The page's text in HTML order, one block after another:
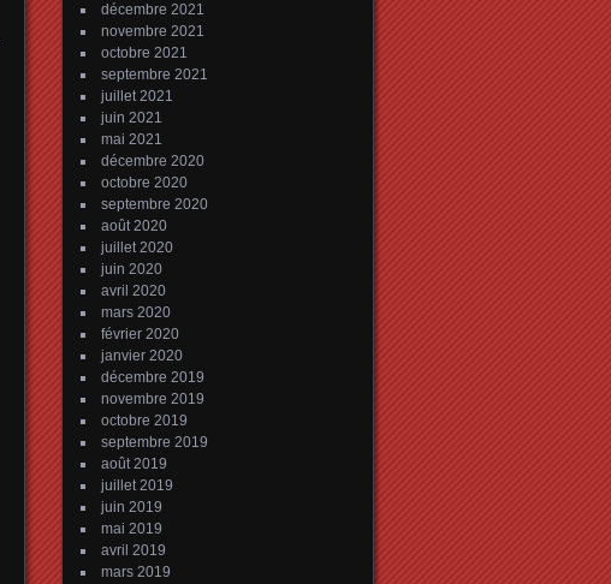
décembre 2021
novembre 2021
octobre 2021
septembre 2021
juillet 2021
juin 2021
mai 2021
décembre 2020
octobre 2020
septembre 2020
août 2020
juillet 2020
juin 2020
avril 2020
mars 2020
février 2020
janvier 2020
décembre 2019
novembre 2019
octobre 2019
septembre 2019
août 2019
juillet 2019
juin 2019
mai 2019
avril 2019
mars 2019